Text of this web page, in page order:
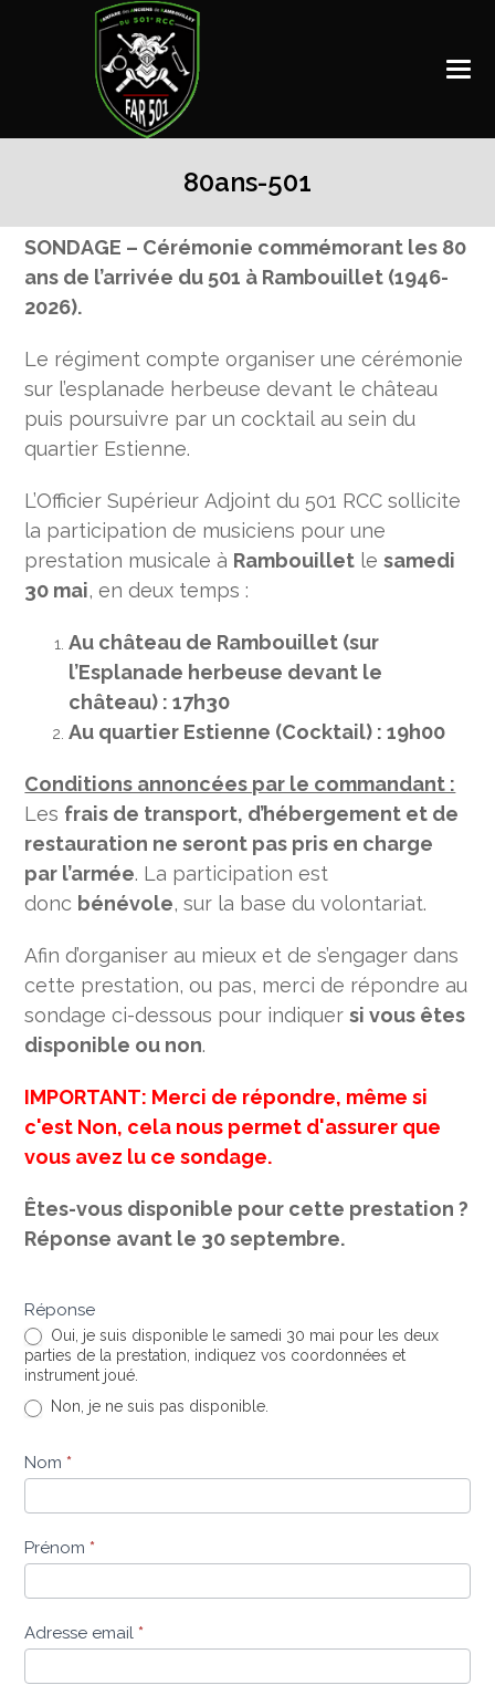
80ans-501
80ans-
501
SONDAGE – Cérémonie commémorant les 80
ans de l’arrivée du 501 à Rambouillet (1946-
2026).
Le régiment compte organiser une cérémonie
sur l’esplanade herbeuse devant le château
puis poursuivre par un cocktail au sein du
quartier Estienne.
L’Officier Supérieur Adjoint du 501 RCC sollicite
la participation de musiciens pour une
prestation musicale à Rambouillet lesamedi
30 mai, en deux temps :
Au château de Rambouillet (sur
l’Esplanade herbeuse devant le
château) : 17h30
Au quartier Estienne (Cocktail) : 19h00
Conditions annoncées par le commandant :
Les frais de transport, d’hébergement et de
restauration ne seront pas pris en charge
par l’armée. La participation est
donc bénévole, sur la base du volontariat.
Afin d’organiser au mieux et de s’engager dans
cette prestation, ou pas, merci de répondre au
sondage ci-dessous pour indiquersi vous êtes
disponible ou non.
IMPORTANT: Merci de répondre, même si
c'est Non, cela nous permet d'assurer que
vous avez lu ce sondage.
Êtes-vous disponible pour cette prestation ?
Réponse avant le 30 septembre.
Réponse
Oui, je suis disponible le samedi 30 mai pour les deux
parties de la prestation, indiquez vos coordonnées et
instrument joué.
Non, je ne suis pas disponible.
Nom*
Prénom*
Adresse email*